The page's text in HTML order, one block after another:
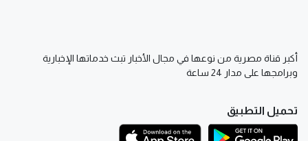
أكبر قناة مصرية من نوعها في مجال الأخبار تبث خدماتها الإخبارية
وبرامجها على مدار 24 ساعة
تحميل التطبيق